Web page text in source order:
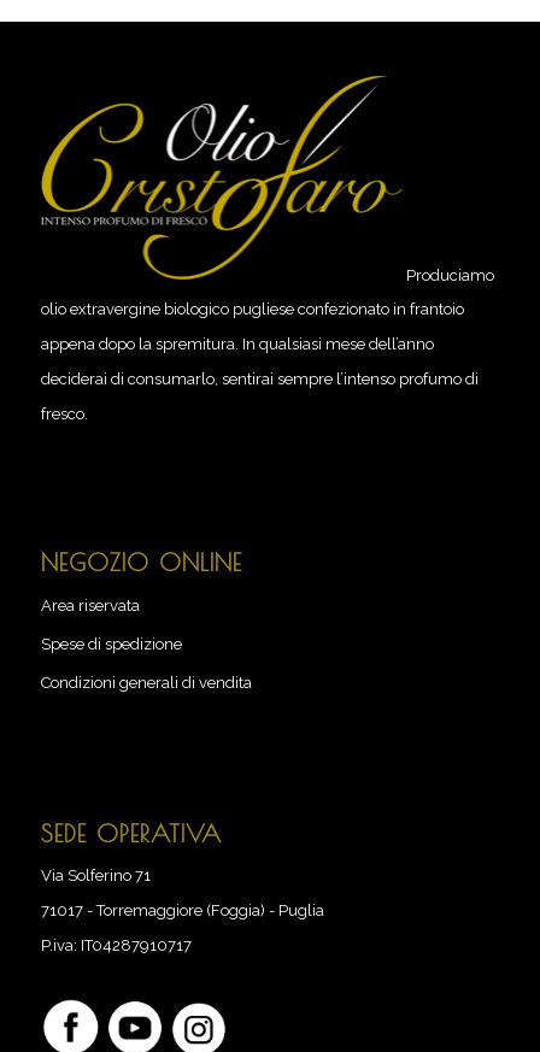
Produciamo
olio extravergine biologico pugliese confezionato in frantoio
appena dopo la spremitura. In qualsiasi mese dell’anno
deciderai di consumarlo, sentirai sempre l’intenso profumo di
fresco.
NEGOZIO ONLINE
Area riservata
Spese di spedizione
Condizioni generali di vendita
SEDE OPERATIVA
Via Solferino 71
71017-Torremaggiore (Foggia) - Puglia
P.iva: IT04287910717